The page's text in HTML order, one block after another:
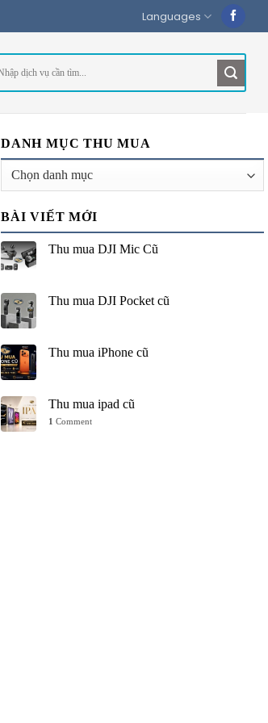
Languages
DANH MỤC THU MUA
Danh
mua
BÀI VIẾT MỚI
Thu mua DJI Mic Cũ
Thu mua DJI Pocket cũ
Thu mua iPhone cũ
Thu mua ipad cũ
1 Comment